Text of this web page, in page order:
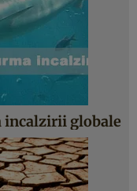
incalzirii globale